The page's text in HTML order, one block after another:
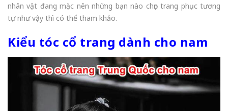
nhân vật đang mặc nên những bạn nào chọn trang phục tương
tự như vậy thì có thể tham khảo.
Kiểu tóc cổ trang dành cho nam